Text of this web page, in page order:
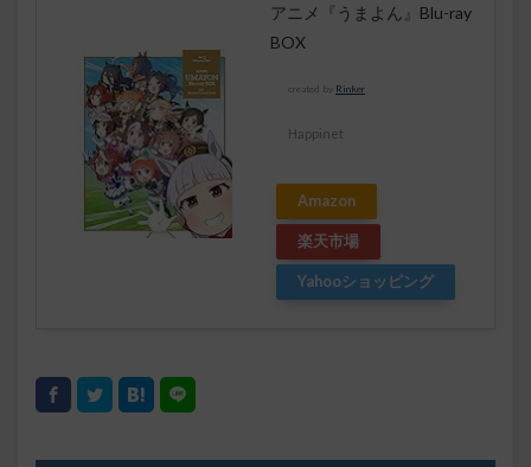
アニメ『うまよん』Blu-ray
BOX
created by Rinker
Happinet
Amazon
楽天市場
Yahooショッピング